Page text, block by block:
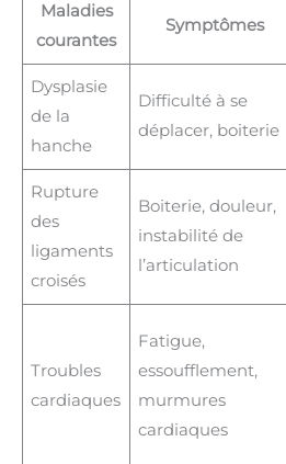
Maladies
courantes
Symptômes
Dysplasie
de la
hanche
Difficulté à se
déplacer, boiterie
Rupture
des
ligaments
croisés
Boiterie, douleur,
instabilité de
l’articulation
Troubles
cardiaques
Fatigue,
essoufflement,
murmures
cardiaques